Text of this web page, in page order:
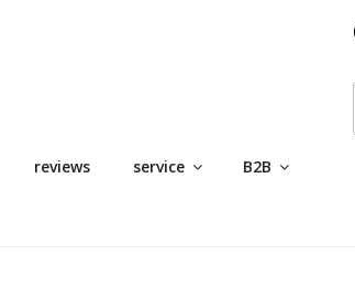
reviews service B2B